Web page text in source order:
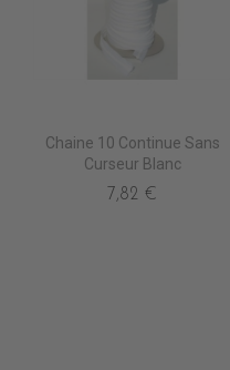
Chaine 10 Continue Sans
Curseur Blanc
7,82 €